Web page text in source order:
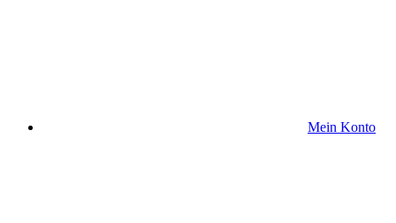
Mein Konto